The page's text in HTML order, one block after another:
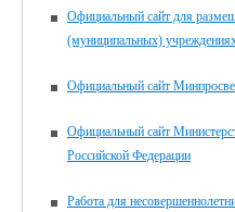
Официальный сайт для
(муниципальных)
Официальный сайт
Официальный сайт
Российской Федерации
Работа для